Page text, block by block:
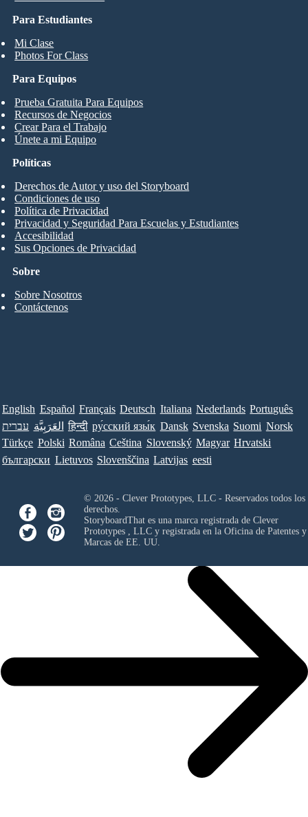
Para Estudiantes
Mi Clase
Photos For Class
Para Equipos
Prueba Gratuita Para Equipos
Recursos de Negocios
Crear Para el Trabajo
Únete a mi Equipo
Sobre
Sobre Nosotros
Contáctenos
Políticas
Derechos de Autor y uso del Storyboard
Condiciones de uso
Política de Privacidad
Privacidad y Seguridad Para Escuelas y Estudiantes
Accesibilidad
Sus Opciones de Privacidad
English Español Français Deutsch Italiana Nederlands Português
עברית العَرَبِيَّة हिन्दी ру́сский язы́к Dansk Svenska Suomi Norsk
Türkçe Polski Româna Ceština Slovenský Magyar Hrvatski
български Lietuvos Slovenščina Latvijas eesti
© 2026 - Clever Prototypes, LLC - Reservados todos los
derechos.
StoryboardThat es una marca registrada de Clever
Prototypes , LLCy registrada en la Oficina de Patentes y
Marcas de EE. UU.